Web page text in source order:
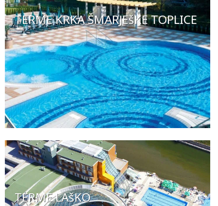
TERME KRKA ŠMARJEšKE TOPLICE
TERME LAšKO